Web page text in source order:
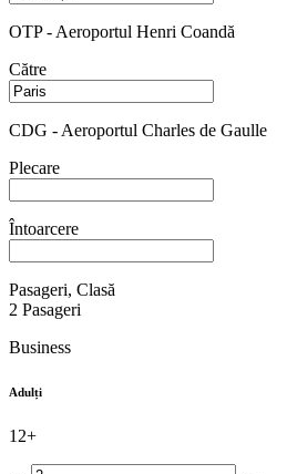
OTP - Aeroportul Henri Coandă
Către
CDG - Aeroportul Charles de Gaulle
Plecare
Întoarcere
Pasageri, Clasă
2 Pasageri
Business
Adulți
12+